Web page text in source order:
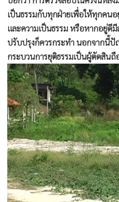
เป็นธรรมกับทุกฝ่ายเพื่อให้ทุกคน
และความเป็นธรรม หรือหากอยู่ดี
ปรับปรุงก็ควรกระทำ นอกจากนี้ปั
กระบวนการยุติธรรมเป็นผู้ตัดสิน